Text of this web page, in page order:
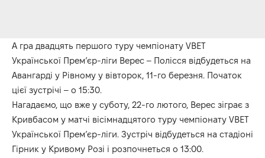
А гра двадцять першого туру чемпіонату VBET
Української Прем’єр-ліги Верес – Полісся відбудеться на
Авангарді у Рівному у вівторок, 11-го березня. Початок
цієї зустрічі – о 15:30.
Нагадаємо, що вже у суботу, 22-го лютого, Верес зіграє з
Кривбасом у матчі вісімнадцятого туру чемпіонату VBET
Української Премʼєр-ліги. Зустріч відбудеться на стадіоні
Гірник у Кривому Розі і розпочнеться о 13:00.